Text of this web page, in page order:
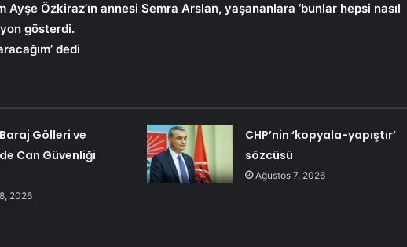
Özkiraz’ın annesi Semra Arslan, yaşananlara ‘bunlar hepsi nasıl
gösterdi.
dedi
Baraj Gölleri ve
Can Güvenliği
2026
CHP’nin ‘kopyala-yapıştır’
sözcüsü
Ağustos 7, 2026